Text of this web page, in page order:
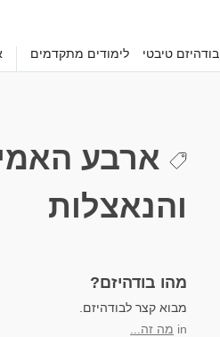
בודהיזם טיבטי לימודים מתקדמים
ארבע
והנאצלות
מהו בודהיזם?
מבוא קצר לבודהיזם.
in מה זה...